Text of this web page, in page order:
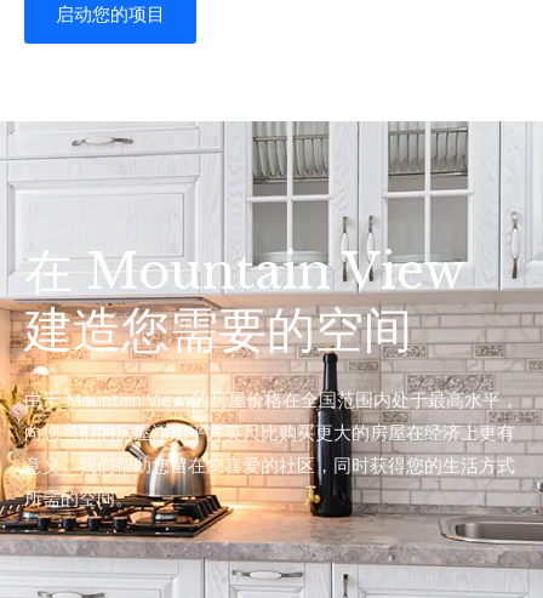
启动您的项目
在 Mountain View
建造您需要的空间
由于 Mountain View 的房屋价格在全国范围内处于最高水平，
向您当前的房屋添加平方英尺比购买更大的房屋在经济上更有
意义。我们帮助您留在您喜爱的社区，同时获得您的生活方式
所需的空间。